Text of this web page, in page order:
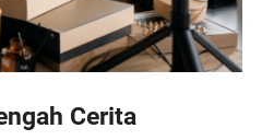
Cerita